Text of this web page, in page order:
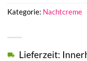
Lieferzeit:
Kategorie: Nachtcreme